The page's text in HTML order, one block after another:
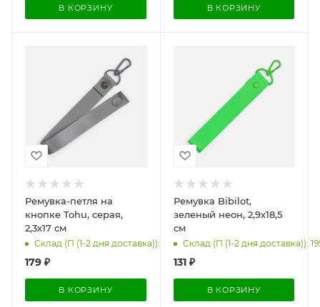
В КОРЗИНУ В КОРЗИНУ
Ремувка-петля на
кнопке Tohu, серая,
2,3х17 см
Склад (П (1-2 дня доставка)): 5
179 ₽
В КОРЗИНУ
Ремувка Bibilot,
зеленый неон, 2,9х18,5
см
Склад (П (1-2 дня доставка)):
131₽
В КОРЗИНУ